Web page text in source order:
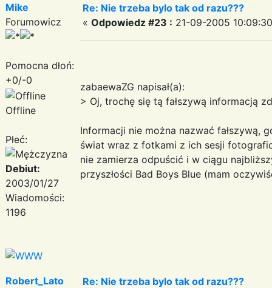
Mike
Forumowicz
Pomocna dłoń:
+0/-0
Offline
Płeć:
Debiut:
2003/01/27
Wiadomości:
1196
Re: Nie trzeba bylo tak od razu???
« Odpowiedz #23 : 21-09-2005
zabaewaZG napisał(a):
> Oj, trochę się tą fałszywą informacją
Informacji nie można nazwać fałszywą,
świat wraz z fotkami z ich sesji
nie zamierza odpuścić i w ciągu
przyszłości Bad Boys Blue (mam
Robert_Lato
Re: Nie trzeba bylo tak od razu???